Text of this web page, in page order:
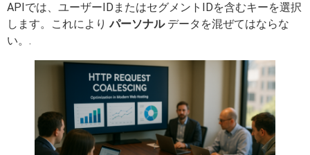
APIでは、ユーザーIDまたはセグメントIDを含むキーを選択
します。これによりパーソナルデータを混ぜてはならな
い。.